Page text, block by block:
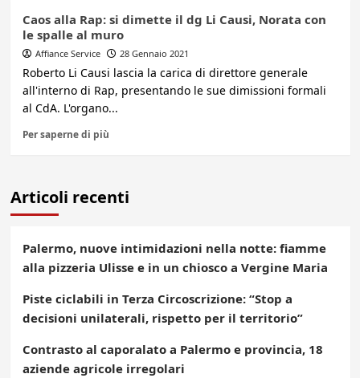
Caos alla Rap: si dimette il dg Li Causi, Norata con
le spalle al muro
Affiance Service 28 Gennaio 2021
Roberto Li Causi lascia la carica di direttore generale
all'interno di Rap, presentando le sue dimissioni formali
al CdA. L'organo...
Per saperne di più
Articoli recenti
Palermo, nuove intimidazioni nella notte: fiamme
alla pizzeria Ulisse e in un chiosco a Vergine Maria
Piste ciclabili in Terza Circoscrizione: “Stop a
decisioni unilaterali, rispetto per il territorio”
Contrasto al caporalato a Palermo e provincia, 18
aziende agricole irregolari